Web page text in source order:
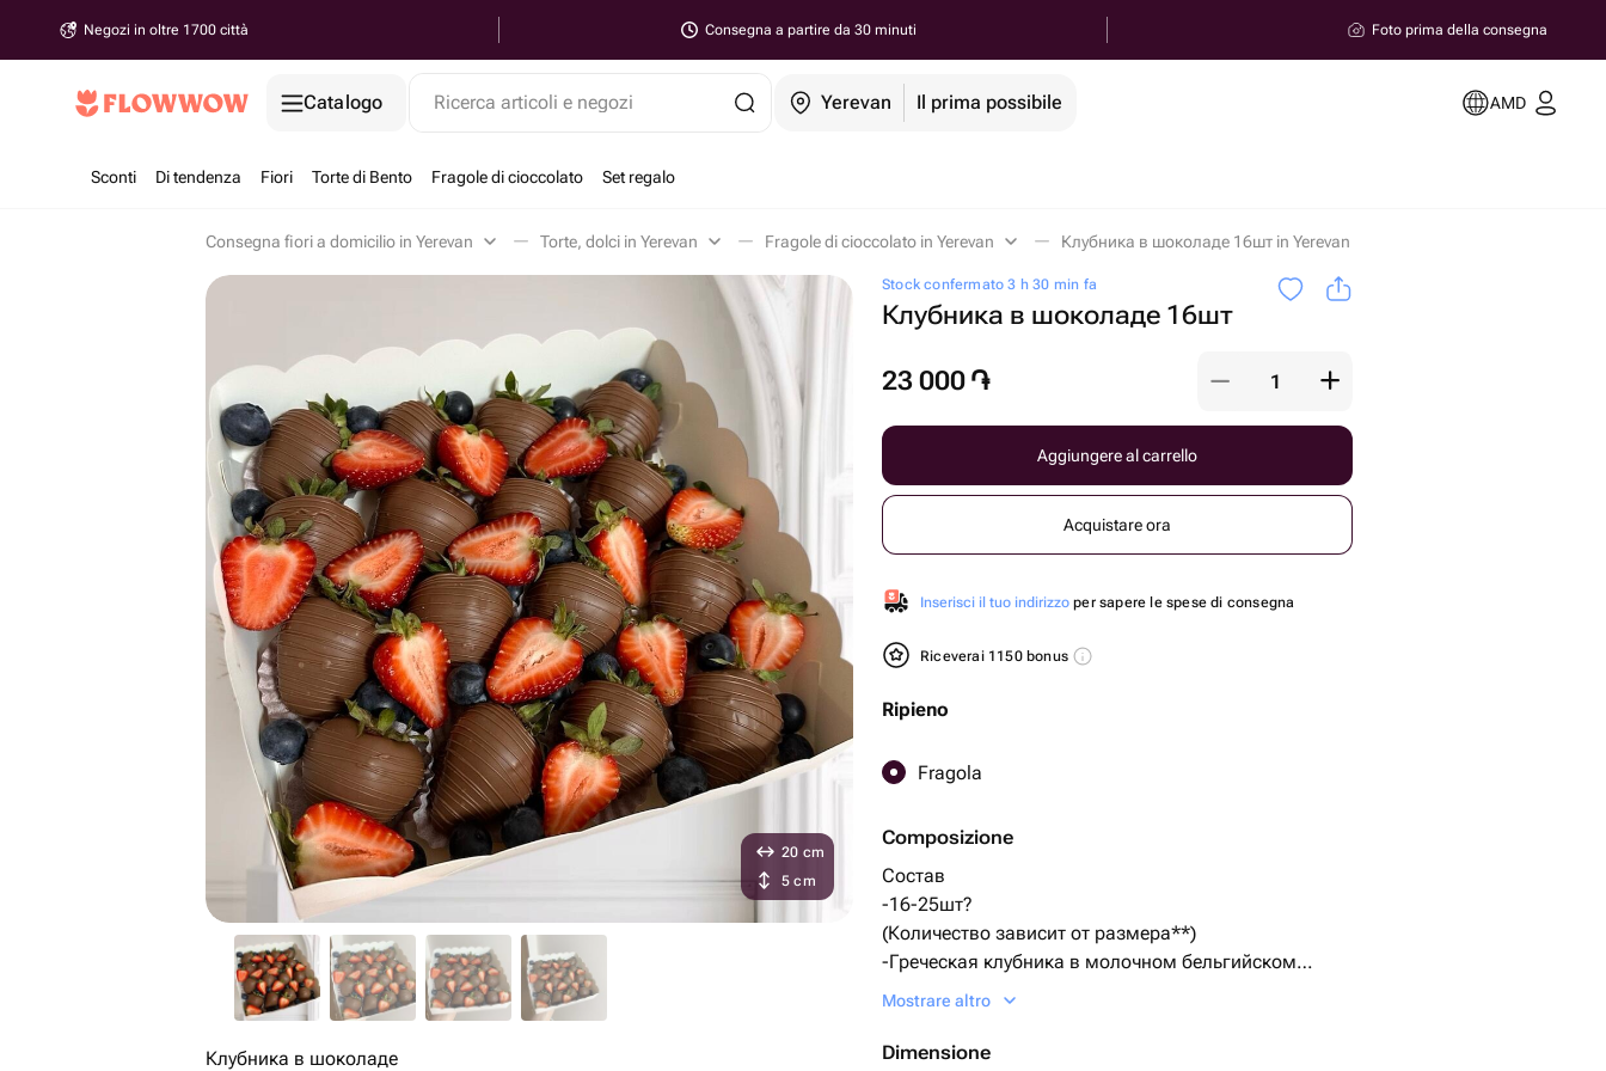
Negozi in oltre 1700 città Consegna a partire da 30 minuti Foto prima della consegna
Catalogo Ricerca articoli e negozi Yerevan Il prima possibile AMD
Sconti Di tendenza Fiori Torte di Bento Fragole di cioccolato Set regalo
Consegna fiori a domicilio in Yerevan Torte, dolci in Yerevan Fragole di cioccolato in Yerevan Клубника в шоколаде 16шт in Yerevan
Stock confermato 3 h 30 min fa
Клубника в шоколаде 16шт
23 000 ֏
Aggiungere al carrello
Acquistare ora
Inserisci il tuo indirizzo per sapere le spese di consegna
Riceverai 1150 bonus
Ripieno
Fragola
Composizione
Состав
-16-25шт?
(Количество зависит от размера**)
-Греческая клубника в молочном бельгийском
шоколаде «callebaut»( • Сахар
• Какао-масло
Mostrare altro
Dimensione
20 cm
5 cm
Клубника в шоколаде